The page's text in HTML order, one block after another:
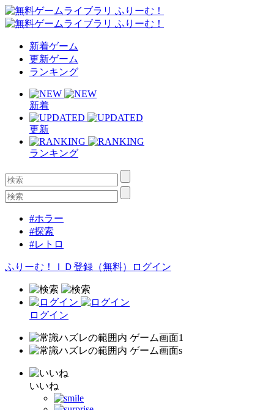
新着ゲーム
更新ゲーム
ランキング
新着
更新
ランキング
#ホラー
#探索
#レトロ
ふりーむ！ＩＤ登録（無料） ログイン
ログイン
いいね